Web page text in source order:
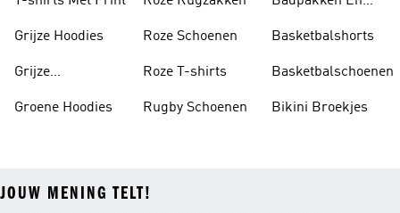
Grijze Hoodies
Grijze
Groene Hoodies
Roze Schoenen
Roze T-shirts
Rugby Schoenen
Basketbalshorts
Basketbalschoenen
Bikini Broekjes
JOUW MENING TELT!